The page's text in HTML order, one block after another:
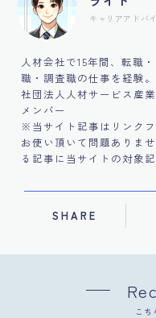
キャリアアドバ
人材会社で15年間、転職
職・調査職の仕事を経験。
社団法人人材サービス産
メンバー
※当サイト記事はリンク
お使い頂いて問題ありま
る記事に当サイトの対象
SHARE
こ